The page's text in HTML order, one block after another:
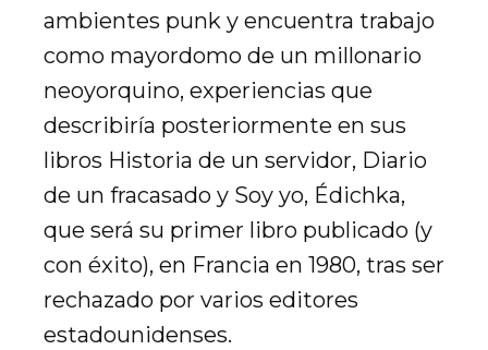
ambientes punk y encuentra trabajo
como mayordomo de un millonario
neoyorquino, experiencias que
describiría posteriormente en sus
libros Historia de un servidor, Diario
de un fracasado y Soy yo, Édichka,
que será su primer libro publicado (y
con éxito), en Francia en 1980, tras ser
rechazado por varios editores
estadounidenses.